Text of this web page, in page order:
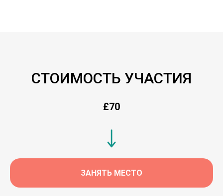
СТОИМОСТЬ УЧАСТИЯ
£70
ЗАНЯТЬ МЕСТО